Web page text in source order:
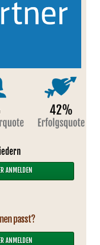
ANMELDEN
passt?
ANMELDEN